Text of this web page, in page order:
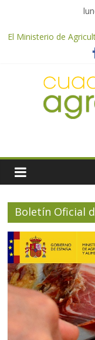
El Ministerio de
pago de 85 millones
remanentes
El Ministerio de
premios Alimentos
UPA Granada
desplome de la
seguridad y la
ASAJA Almería: las
meteorológicas y la
Boletín Oficial